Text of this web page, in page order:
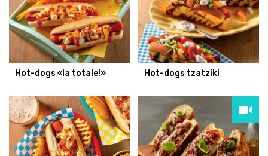
Hot-dogs «la totale!» Hot-dogs tzatziki